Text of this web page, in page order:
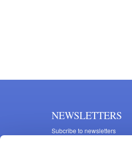
NEWSLETTERS
Subcribe to newsletters